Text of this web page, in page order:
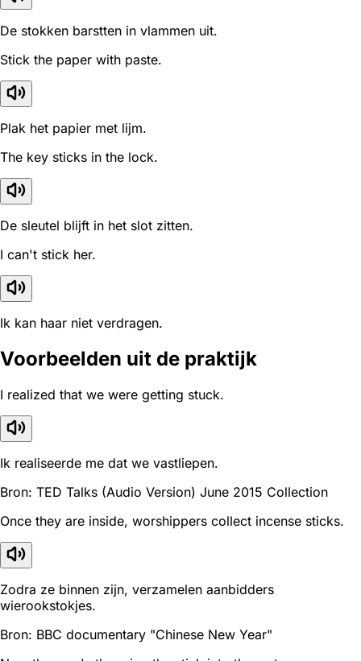
De stokken barstten in vlammen uit.
Stick the paper with paste.
Plak het papier met lijm.
The key sticks in the lock.
De sleutel blijft in het slot zitten.
I can't stick her.
Ik kan haar niet verdragen.
Voorbeelden uit de praktijk
I realized that we were getting stuck.
Ik realiseerde me dat we vastliepen.
Bron: TED Talks (Audio Version) June 2015 Collection
Once they are inside, worshippers collect incense sticks.
Zodra ze binnen zijn, verzamelen aanbidders
wierookstokjes.
Bron: BBC documentary "Chinese New Year"